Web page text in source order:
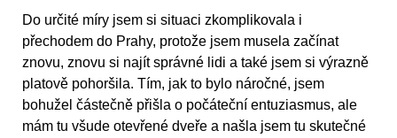
Do určité míry jsem si situaci zkomplikovala i
přechodem do Prahy, protože jsem musela začínat
znovu, znovu si najít správné lidi a také jsem si výrazně
platově pohoršila. Tím, jak to bylo náročné, jsem
bohužel částečně přišla o počáteční entuziasmus, ale
mám tu všude otevřené dveře a našla jsem tu skutečné